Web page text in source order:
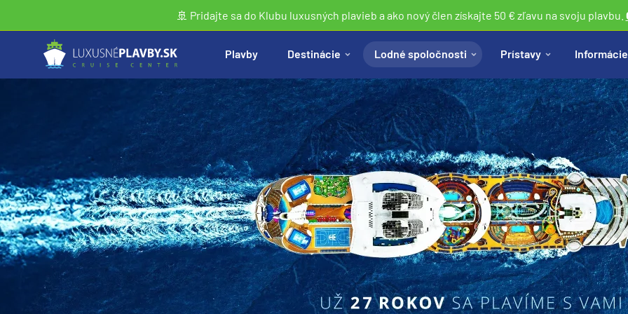
🚢 Pridajte sa do Klubu luxusných plavieb a ako nový člen získajte 50 € zľavu na svoju plavbu.
Plavby Destinácie Lodné spoločnosti Prístavy Informácie
Vyhľadať